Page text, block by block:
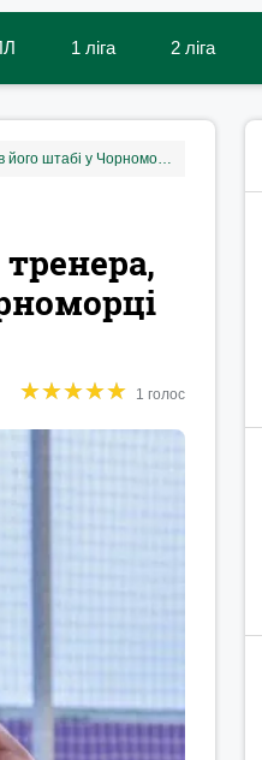
1 ліга 2 ліга
«Він відмовився їхати в Одесу»: Кучер назвав тренера, який не захотів працювати в його штабі у Чорноморці
★★★★★
★★★★★ 1 голос